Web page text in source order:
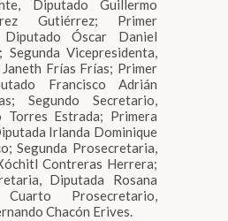
Diputado Guillermo
Gutiérrez; Primer
Diputado Óscar Daniel
Vicepresidenta,
Frías Frías; Primer
Francisco Adrián
Segundo Secretario,
Torres Estrada; Primera
Irlanda Dominique
Segunda Prosecretaria,
Contreras Herrera;
Diputada Rosana
Prosecretario,
Chacón Erives.